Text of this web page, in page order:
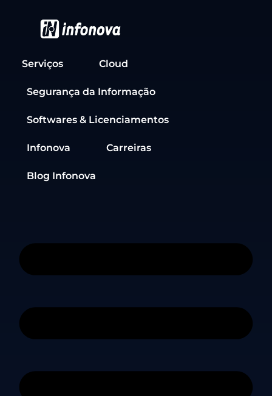
Serviços Cloud
Segurança da Informação
Softwares & Licenciamentos
Infonova Carreiras
Blog Infonova